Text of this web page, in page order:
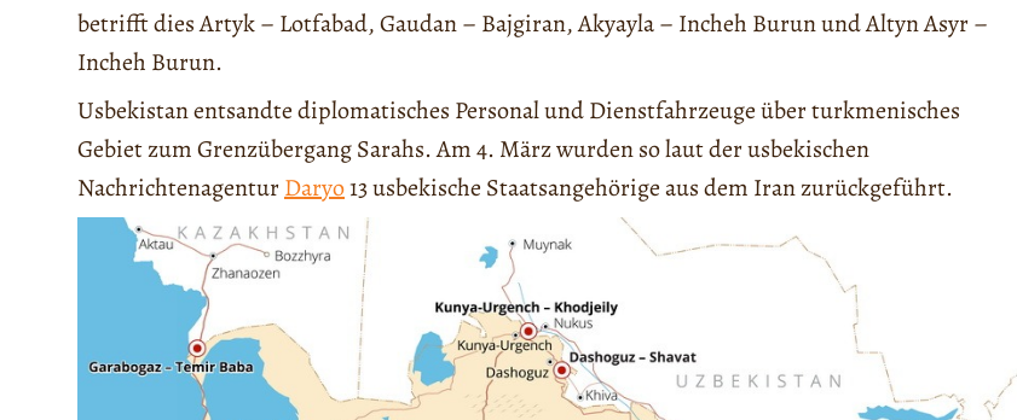
betrifft dies Artyk – Lotfabad, Gaudan – Bajgiran, Akyayla – Incheh Burun und Altyn Asyr –
Incheh Burun.
Usbekistan entsandte diplomatisches Personal und Dienstfahrzeuge über turkmenisches
Gebiet zum Grenzübergang Sarahs. Am 4. März wurden so laut der usbekischen
NachrichtenagenturDaryo13 usbekische Staatsangehörige aus dem Iran zurückgeführt.